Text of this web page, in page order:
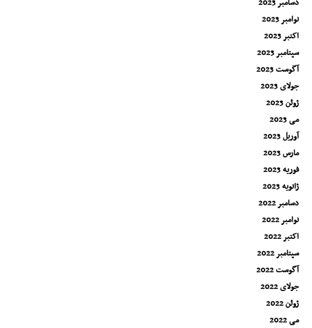
دسامبر 2023
نوامبر 2023
اکتبر 2023
سپتامبر 2023
آگوست 2023
جولای 2023
ژوئن 2023
می 2023
آوریل 2023
مارس 2023
فوریه 2023
ژانویه 2023
دسامبر 2022
نوامبر 2022
اکتبر 2022
سپتامبر 2022
آگوست 2022
جولای 2022
ژوئن 2022
می 2022